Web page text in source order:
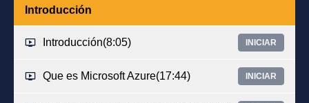
Introducción
Introducción(8:05) INICIAR
Que es Microsoft Azure(17:44) INICIAR